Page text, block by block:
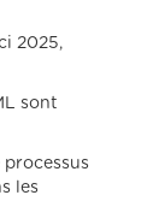
2025,
sont
processus
les